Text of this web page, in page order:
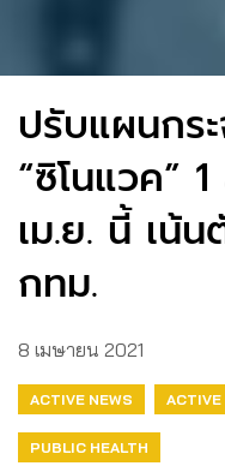
ปรับแผนกร
“ซิโนแวค​”
เม.ย.​ นี้ เน้
กทม.
8 เมษายน 2021
ACTIVE NEWS ACTIVE
PUBLIC HEALTH